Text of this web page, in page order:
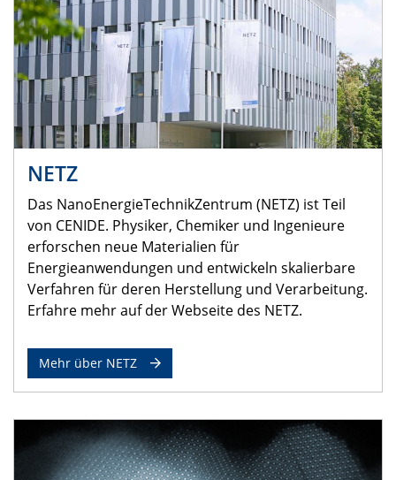
NETZ
Das NanoEnergieTechnikZentrum (NETZ) ist Teil
von CENIDE. Physiker, Chemiker und Ingenieure
erforschen neue Materialien für
Energieanwendungen und entwickeln skalierbare
Verfahren für deren Herstellung und Verarbeitung.
Erfahre mehr auf der Webseite des NETZ.
Mehr über NETZ